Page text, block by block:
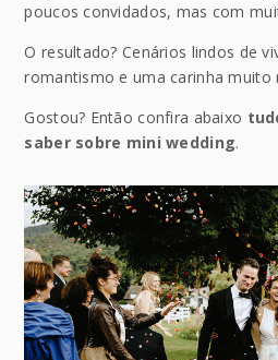
poucos convidados, mas com
O resultado? Cenários lindos de
romantismo e uma carinha muito
Gostou? Então confira abaixo
saber sobre mini wedding.